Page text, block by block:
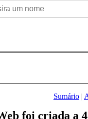
Sumário |
foi criada a